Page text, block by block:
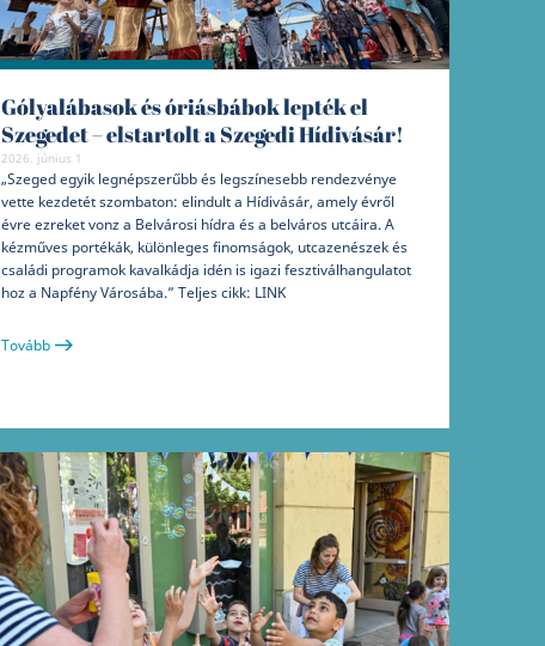
Gólyalábasok és óriásbábok lepték el
Szegedet – elstartolt a Szegedi Hídivásár!
2026. június 1
„Szeged egyik legnépszerűbb és legszínesebb rendezvénye
vette kezdetét szombaton: elindult a Hídivásár, amely évről
évre ezreket vonz a Belvárosi hídra és a belváros utcáira. A
kézműves portékák, különleges finomságok, utcazenészek és
családi programok kavalkádja idén is igazi fesztiválhangulatot
hoz a Napfény Városába.” Teljes cikk: LINK
Tovább